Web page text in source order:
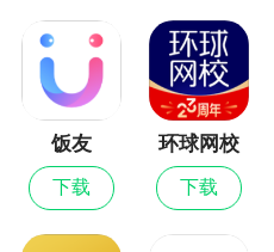
4、计算机一级考试
题库，考点汇总
5、VIP题库VIP题库
脑做题系统、配套电脑上
小编评价
饭友
下载
环球网校
最新版
下载